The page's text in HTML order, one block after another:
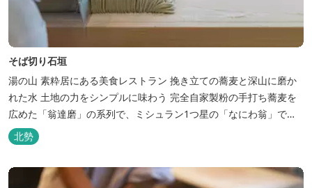
そば切り石垣
湯の山 素粋居にある美食レストラン 挽き立ての蕎麦と深山に磨か
れた水 土地の力をシンプルに味わう 完全自家製粉の手打ち蕎麦を
広めた「翁達磨」の系列で、ミシュラン1つ星の「なにわ翁」で研
鑽を積んだ石垣雄介氏が開業した「そば切り石垣」。 翁伝統の完全
自家製粉による二八蕎麦を踏襲し、蕎麦と酒をシンプルに楽しむ店
天然の水の力...
北勢